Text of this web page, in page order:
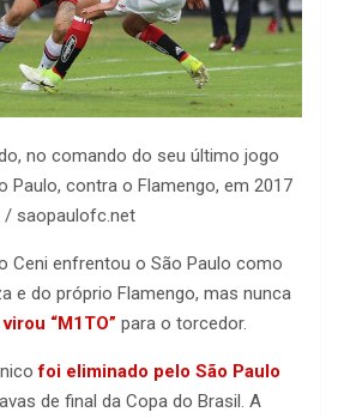
no comando do seu último jogo
Paulo, contra o Flamengo, em 2017
/ saopaulofc.net
Ceni enfrentou o São Paulo como
e do próprio Flamengo, mas nunca
“M1TO” para o torcedor.
foi eliminado pelo São Paulo
de final da Copa do Brasil. A